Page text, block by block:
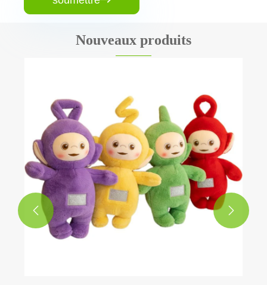
Nouveaux produits
 